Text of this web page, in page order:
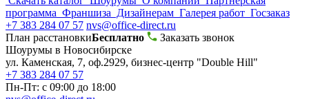
программа Франшиза Дизайнерам Галерея работ Госзаказ
+7 383 284 07 57 nvs@office-direct.ru
План расстановкиБесплатно
Заказать звонок
Шоурумы в Новосибирске
ул. Каменская, 7, оф.2929, бизнес-центр "Double Hill"
+7 383 284 07 57
Пн-Пт: с 09:00 до 18:00